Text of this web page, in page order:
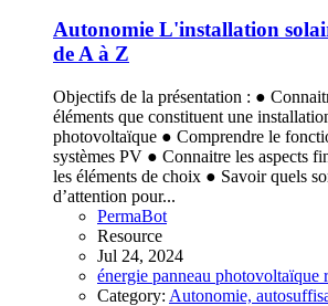
Autonomie L'installation
de A à Z
Objectifs de la présentation : ●
éléments que constituent une
photovoltaïque ● Comprendre le
systèmes PV ● Connaitre les aspects
les éléments de choix ● Savoir quels
d’attention pour...
PermaBot
Resource
Jul 24, 2024
énergie panneau photovoltaïque
Category: Autonomie,